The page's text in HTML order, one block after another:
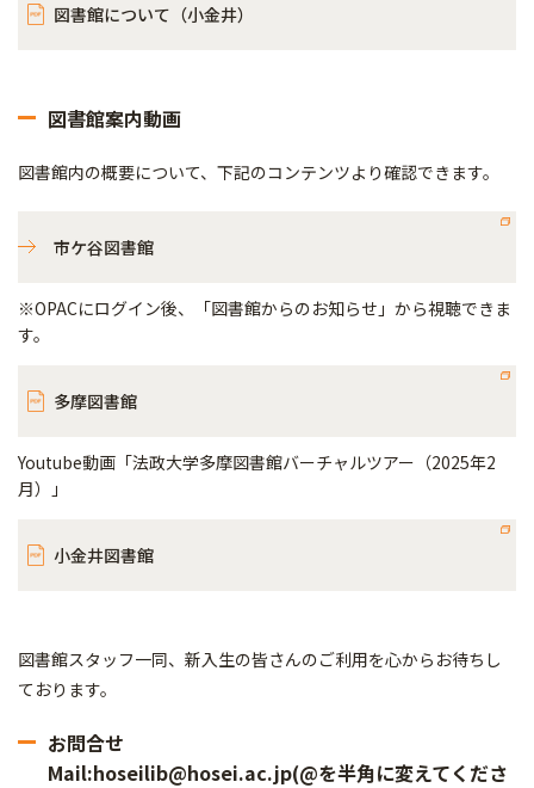
図書館について（小金井）
図書館案内動画
図書館内の概要について、下記のコンテンツより確認できます。
市ケ谷図書館
※OPACにログイン後、「図書館からのお知らせ」から視聴できま
す。
多摩図書館
Youtube動画「法政大学多摩図書館バーチャルツアー（2025年2
月）」
小金井図書館
図書館スタッフ一同、新入生の皆さんのご利用を心からお待ちし
ております。
お問合せ
Mail:hoseilib@hosei.ac.jp(@を半角に変えてくださ